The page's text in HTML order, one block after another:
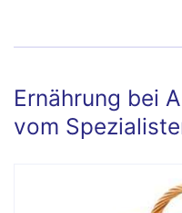
Ernährung bei
vom